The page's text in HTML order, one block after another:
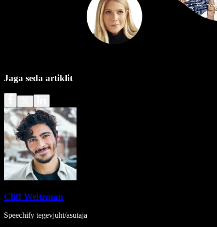
Jaga seda artiklit
Cliff Weitzman
Speechify tegevjuht/asutaja